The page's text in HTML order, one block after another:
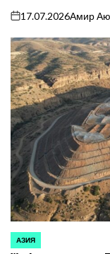
on
17.07.2026Амир
ОПУБЛИКОВАНО
АЗИЯ